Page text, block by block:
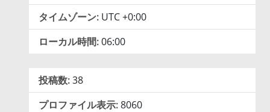
タイムゾーン: UTC +0:00
ローカル時間:06:00
投稿数:38
プロファイル表示:8060